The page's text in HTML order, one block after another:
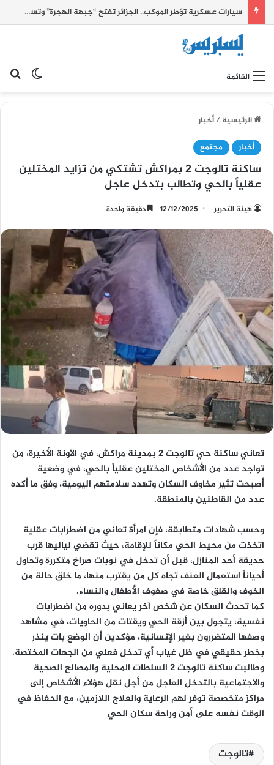
سيارات عسكرية تؤطر الموكب.. الجزائر تفتح “جبهة الهجرة” وتستثمر أحداث سبتة للضغط على الحدود الشرقية للمغرب
القائمة
الرئيسية/أخبار
أخبار
مجتمع
ساكنة تالوجت 2 بمراكش تشتكي من تزايد المختلين
عقلياً بالحي وتطالب بتدخل عاجل
هيئة التحرير 12/12/2025 دقيقة واحدة
تعاني ساكنة حي تالوجت 2 بمدينة مراكش، في الآونة الأخيرة، من
تواجد عدد من الأشخاص المختلين عقلياً بالحي، في وضعية
أصبحت تثير مخاوف السكان وتهدد سلامتهم اليومية، وفق ما أكده
عدد من القاطنين بالمنطقة.
وحسب شهادات متطابقة، فإن امرأة تعاني من اضطرابات عقلية
اتخذت من محيط الحي مكاناً للإقامة، حيث تقضي لياليها قرب
حديقة أحد المنازل، قبل أن تدخل في نوبات صراخ متكررة وتحاول
أحياناً استعمال العنف تجاه كل من يقترب منها، ما خلق حالة من
الخوف والقلق خاصة في صفوف الأطفال والنساء.
كما تحدث السكان عن شخص آخر يعاني بدوره من اضطرابات
نفسية، يتجول بين أزقة الحي ويقتات من الحاويات، في مشاهد
وصفها المتضررون بغير الإنسانية، مؤكدين أن الوضع بات ينذر
بخطر حقيقي في ظل غياب أي تدخل فعلي من الجهات المختصة.
وطالبت ساكنة تالوجت 2 السلطات المحلية والمصالح الصحية
والاجتماعية بالتدخل العاجل من أجل نقل هؤلاء الأشخاص إلى
مراكز متخصصة توفر لهم الرعاية والعلاج اللازمين، مع الحفاظ في
الوقت نفسه على أمن وراحة سكان الحي
تالوجت